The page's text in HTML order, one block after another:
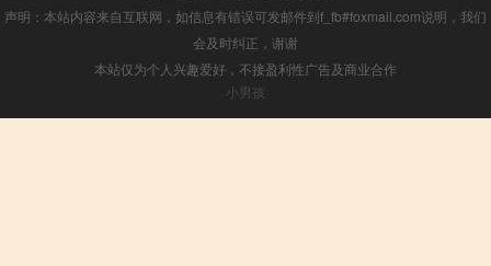
声明：本站内容来自互联网，如信息有错误可发邮件到f_fb#foxmail.com说明，我们
会及时纠正，谢谢
本站仅为个人兴趣爱好，不接盈利性广告及商业合作
小男孩